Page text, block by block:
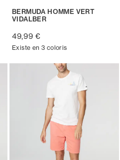
BERMUDA HOMME VERT
VIDALBER
49,99 €
Existe en 3 coloris